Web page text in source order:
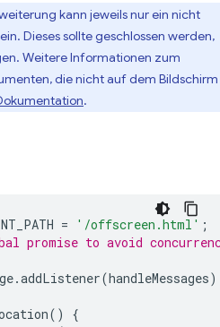
kann jeweils nur ein nicht
Dieses sollte geschlossen werden,
Weitere Informationen zum
die nicht auf dem Bildschirm
.
= '/offscreen.html' ;
promise to avoid
.addListener(handleMessages
()
{